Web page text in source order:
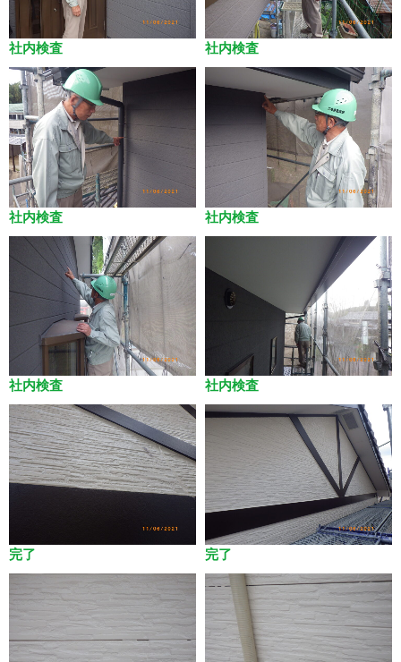
社内検査 社内検査
社内検査 社内検査
社内検査 社内検査
完了 完了